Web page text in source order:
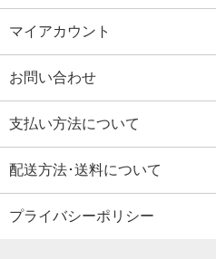
マイアカウント
お問い合わせ
支払い方法について
配送方法･送料について
プライバシーポリシー